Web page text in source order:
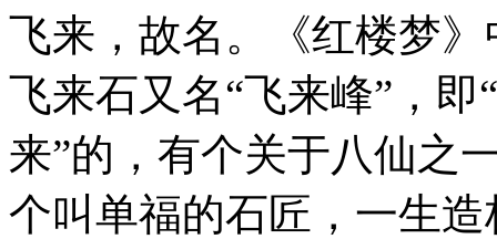
飞来，故名。《红楼梦
飞来石又名“飞来峰”，
来”的，有个关于八仙之
个叫单福的石匠，一生